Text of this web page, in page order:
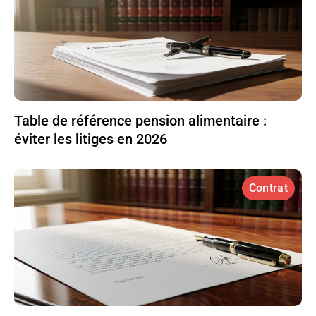
Table de référence pension alimentaire :
éviter les litiges en 2026
Contrat